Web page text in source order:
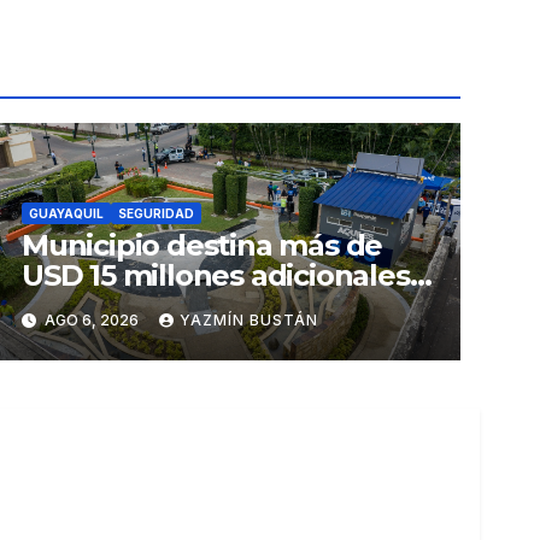
GUAYAQUIL SEGURIDAD
Municipio destina más de
USD 15 millones adicionales a
SEGURA EP para fortalecer la
seguridad ciudadana
AGO 6, 2026 YAZMÍN BUSTÁN